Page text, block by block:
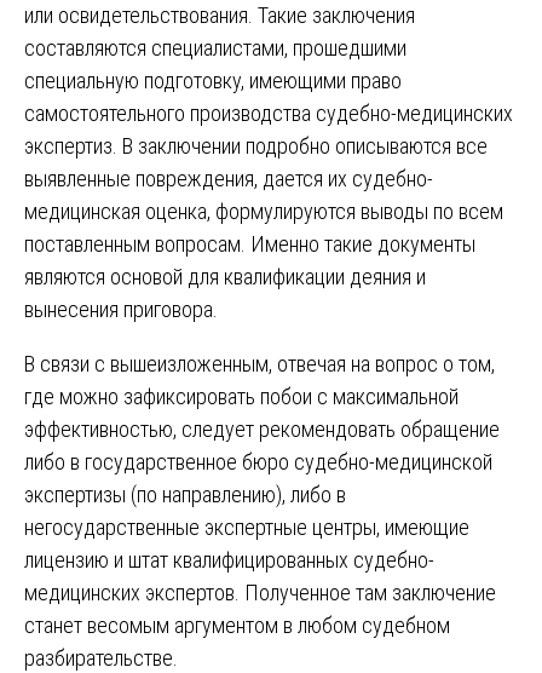
или освидетельствования. Такие заключения
составляются специалистами, прошедшими
специальную подготовку, имеющими право
самостоятельного производства судебно-медицинских
экспертиз. В заключении подробно описываются все
выявленные повреждения, дается их судебно-
медицинская оценка, формулируются выводы по всем
поставленным вопросам. Именно такие документы
являются основой для квалификации деяния и
вынесения приговора.
В связи с вышеизложенным, отвечая на вопрос о том,
где можно зафиксировать побои с максимальной
эффективностью, следует рекомендовать обращение
либо в государственное бюро судебно-медицинской
экспертизы (по направлению), либо в
негосударственные экспертные центры, имеющие
лицензию и штат квалифицированных судебно-
медицинских экспертов. Полученное там заключение
станет весомым аргументом в любом судебном
разбирательстве.